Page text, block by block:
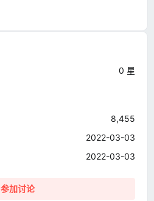
0 星
8,455
2022-03-03
2022-03-03
参加讨论